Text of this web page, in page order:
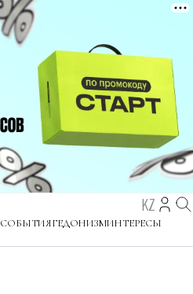
KZ
СОБЫТИЯГЕДОНИЗМИНТЕРЕСЫ